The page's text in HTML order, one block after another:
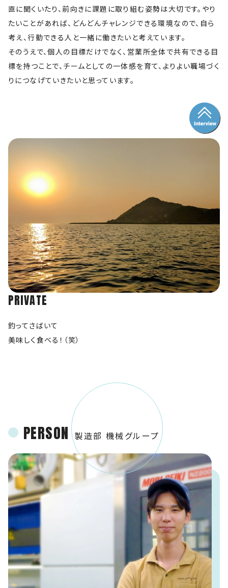
直に聞くいたり、前向きに課題に取り組む姿勢は大切です。やり
たいことがあれば、どんどんチャレンジできる環境なので、自ら
考え、行動できる人と一緒に働きたいと考えています。
そのうえで、個人の目標だけでなく、営業所全体で共有できる目
標を持つことで、チームとしての一体感を育て、よりよい職場づく
りにつなげていきたいと思っています。
PRIVATE
釣ってさばいて
美味しく食べる！（笑）
PERSON 製造部 機械グループ